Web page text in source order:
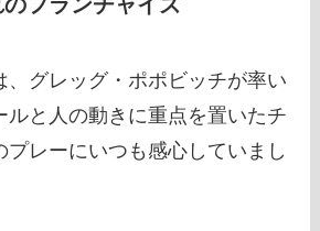
、グレッグ・ポポビッチが率い
ルと人の動きに重点を置いたチ
プレーにいつも感心していまし